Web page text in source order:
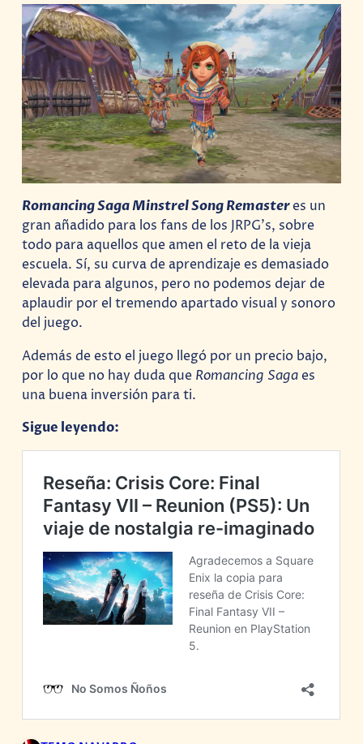
Romancing Saga Minstrel Song Remasteres un
gran añadido para los fans de los JRPG’s, sobre
todo para aquellos que amen el reto de la vieja
escuela. Sí, su curva de aprendizaje es demasiado
elevada para algunos, pero no podemos dejar de
aplaudir por el tremendo apartado visual y sonoro
del juego.
Además de esto el juego llegó por un precio bajo,
por lo que no hay duda que Romancing Sagaes
una buena inversión para ti.
Sigue leyendo: